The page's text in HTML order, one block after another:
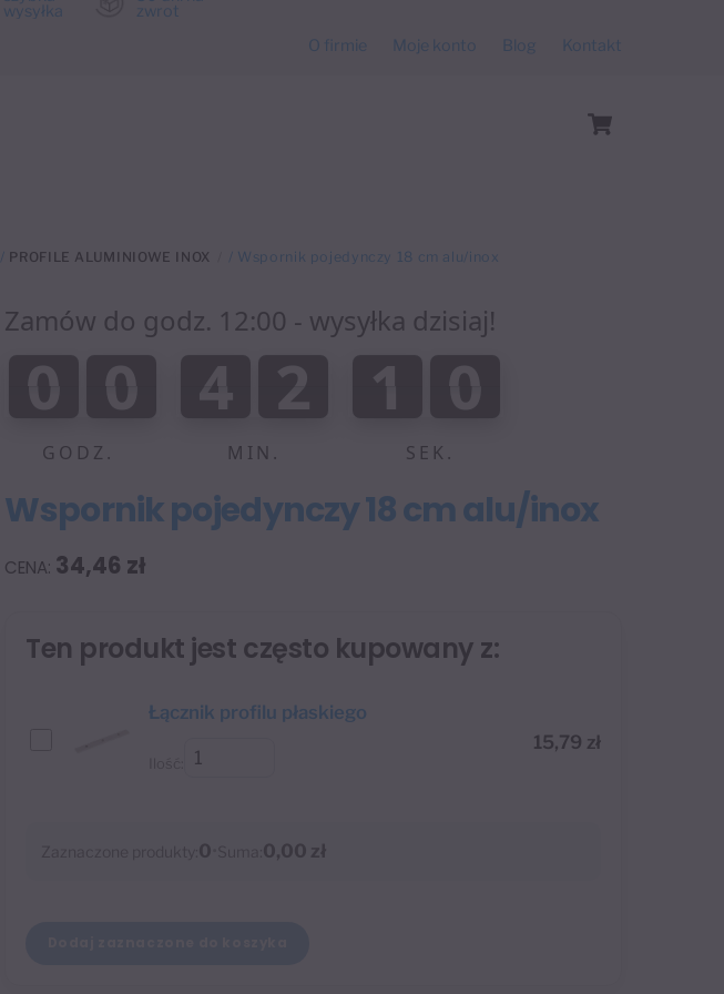
wysyłka
zwrot
O firmie
Moje konto Blog Kontakt
/ PROFILE ALUMINIOWE INOX / Wspornik pojedynczy 18 cm alu/inox
Zamów do godz. 12:00 - wysyłka dzisiaj!
0
0 0
0 4
0
4 2
0
2 0
1
0
0
1 9
0
9
1
0
GODZ. MIN. SEK.
Wspornik pojedynczy 18 cm alu/inox
34,46 zł
Ten produkt jest często kupowany z:
Łącznik profilu płaskiego
15,79 zł
0 0,00 zł